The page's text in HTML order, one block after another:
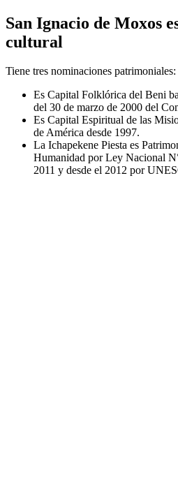
San Ignacio de Moxos
cultural
Tiene tres nominaciones patrimoniales:
Es Capital Folklórica del Beni
del 30 de marzo de 2000 del
Es Capital Espiritual de las
de América desde 1997.
La Ichapekene Piesta es
Humanidad por Ley Nacional
2011 y desde el 2012 por